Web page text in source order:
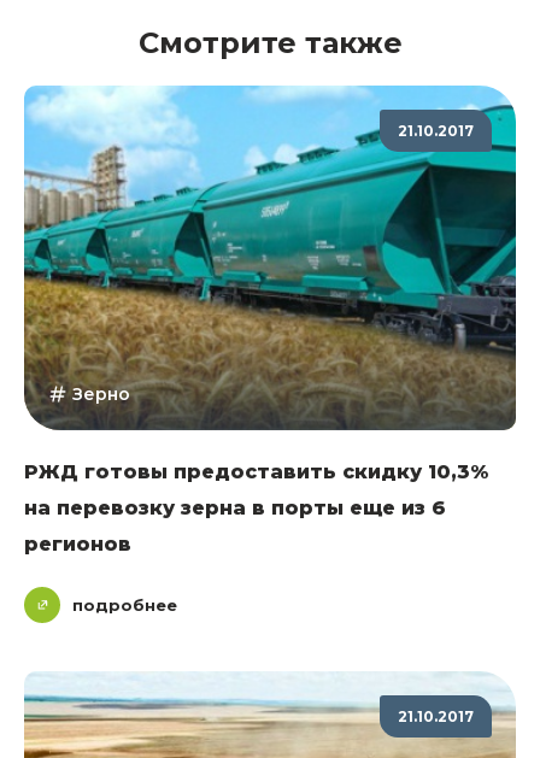
Смотрите также
21.10.2017
Зерно
РЖД готовы предоставить скидку 10,3%
на перевозку зерна в порты еще из 6
регионов
подробнее
21.10.2017